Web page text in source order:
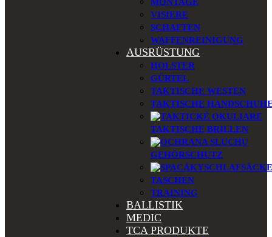
VISIERE
SCHAFTEN
WAFFENREINIGUNG
AUSRÜSTUNG
HOLSTER
GÜRTEL
TAKTISCHE WESTEN
TAKTISCHE
TAKTISCHE BRILLEN
GEHÖRSCHUTZ
SCHLAFSÄCKE
TASCHEN
TRAINING
BALLISTIK
MEDIC
TCA PRODUKTE